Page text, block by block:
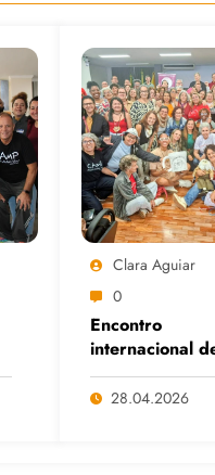
Clara Aguiar
0
Encontro
internacional
Cafés com
Freire reafirma
28.04.2026